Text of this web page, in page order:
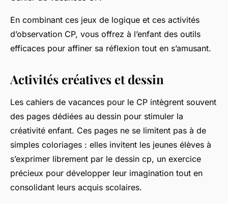
En combinant ces jeux de logique et ces activités
d’observation CP, vous offrez à l’enfant des outils
efficaces pour affiner sa réflexion tout en s’amusant.
Activités créatives et dessin
Les cahiers de vacances pour le CP intègrent souvent
des pages dédiées au dessin pour stimuler la
créativité enfant. Ces pages ne se limitent pas à de
simples coloriages : elles invitent les jeunes élèves à
s’exprimer librement par le dessin cp, un exercice
précieux pour développer leur imagination tout en
consolidant leurs acquis scolaires.